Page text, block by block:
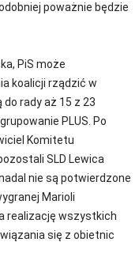
poważnie będzie
PiS może
koalicji rządzić w
rady aż 15 z 23
PLUS. Po
Komitetu
SLD Lewica
nie są potwierdzone
Marioli
realizację wszystkich
się z obietnic